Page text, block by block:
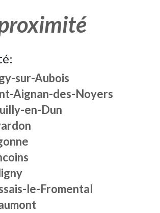
sur-Aubois
Aignan-des-Noyers
en-Dun
le-Fromental